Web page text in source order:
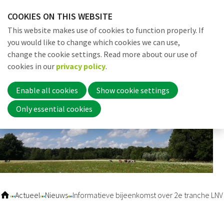
links
Jump
to
navigation
to
main
content
Actueel Nieuws Informatieve bijeenkomst over 2e tranche
Home
COOKIES ON THIS WEBSITE
This website makes use of cookies to function properly. If
you would like to change which cookies we can use,
change the cookie settings. Read more about our use of
cookies in our privacy policy.
Enable all cookies
Show cookie settings
Only essential cookies